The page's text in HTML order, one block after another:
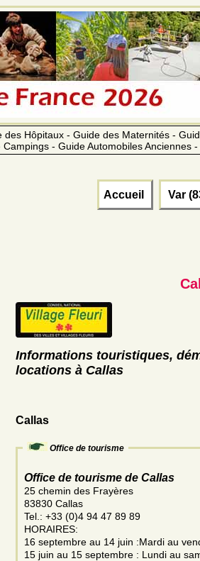
Hôpitaux - Guide des Maternités -
- Guide Automobiles Anciennes
Accueil Var
Informations touristiques,
locations à Callas
Callas
Office de tourisme
Office de tourisme de Callas
25 chemin des Frayères
83830 Callas
Tel.: +33 (0)4 94 47 89 89
HORAIRES:
16 septembre au 14 juin :Mardi au
15 juin au 15 septembre : Lundi au